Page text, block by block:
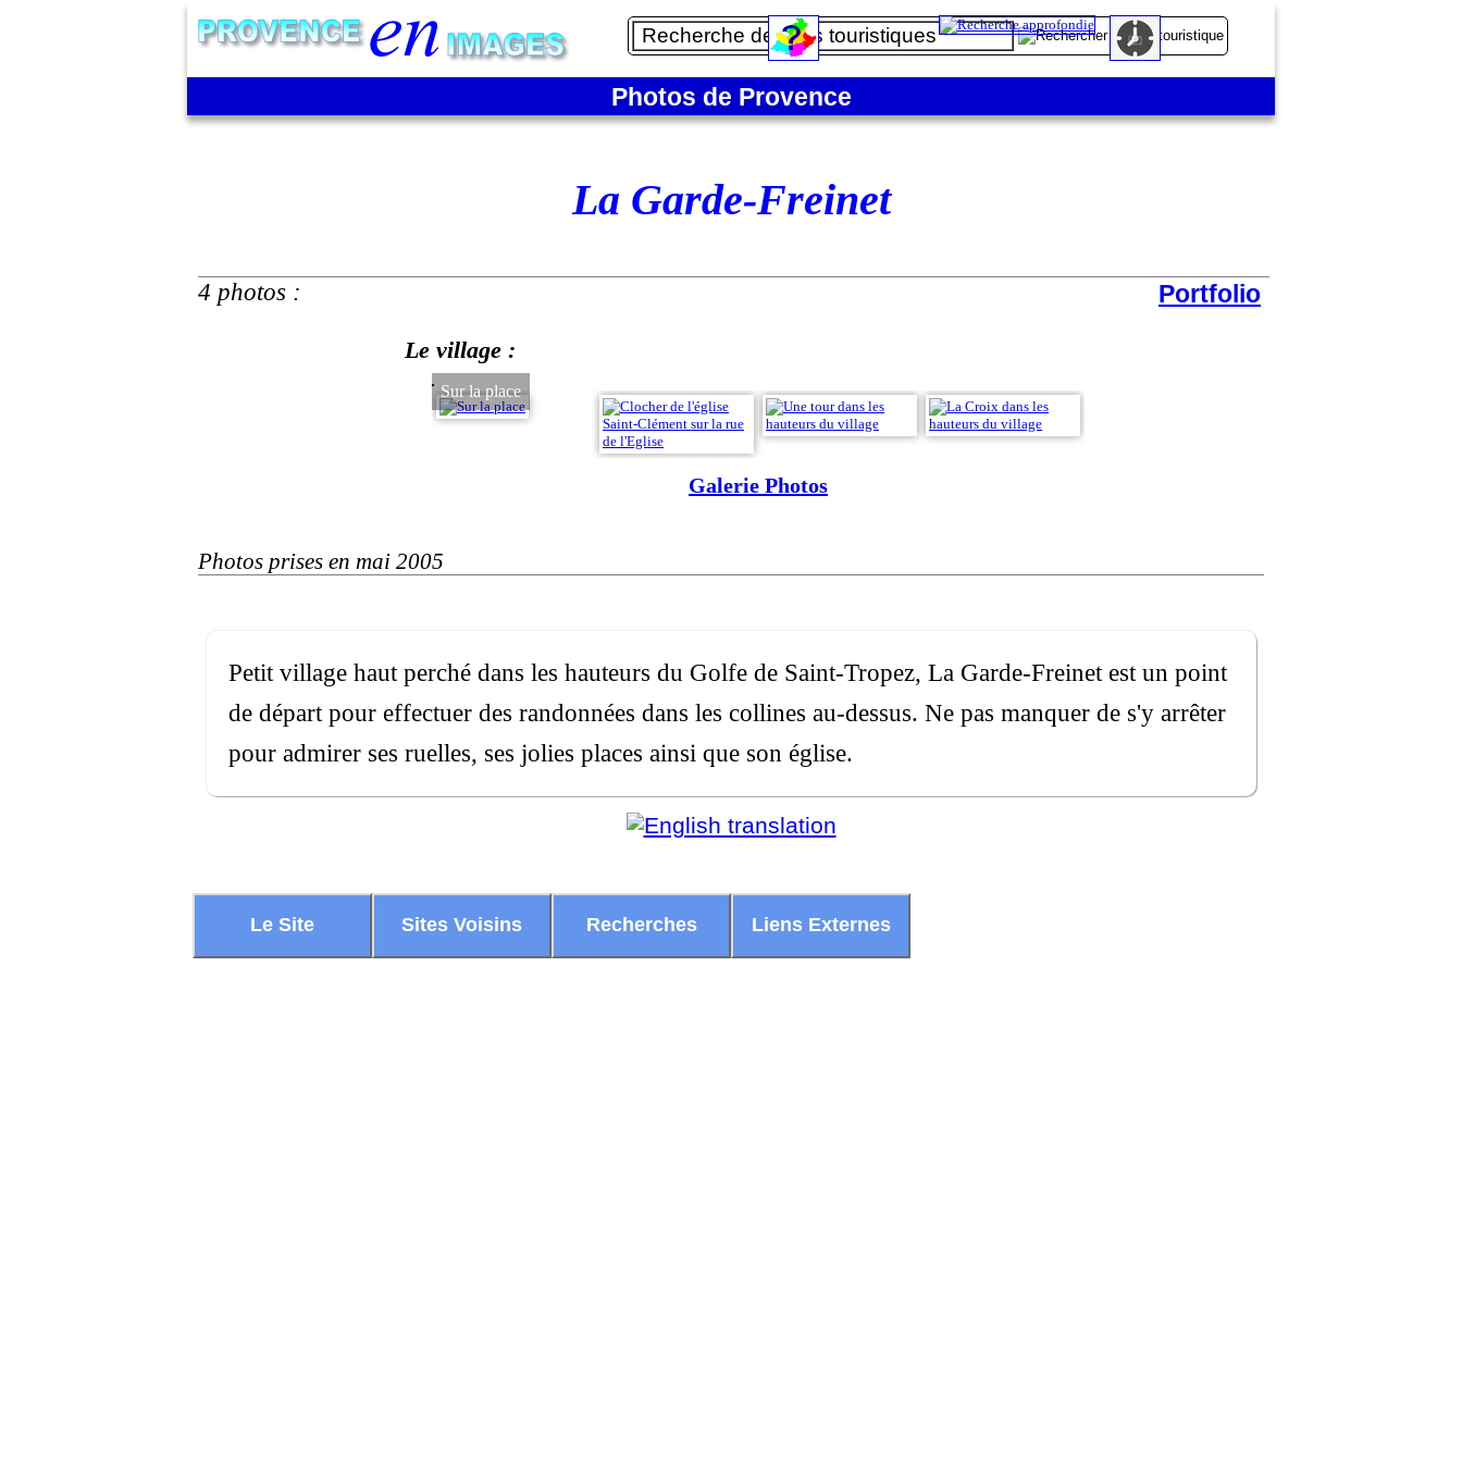
Photos de Provence
La Garde-Freinet
4 photos : Portfolio
Le village :
Sur la place
Galerie Photos
Photos prises en mai 2005
Petit village haut perché dans les hauteurs du Golfe de Saint-Tropez, La Garde-Freinet est un point
de départ pour effectuer des randonnées dans les collines au-dessus. Ne pas manquer de s'y arrêter
pour admirer ses ruelles, ses jolies places ainsi que son église.
Le Site Sites Voisins Recherches Liens Externes